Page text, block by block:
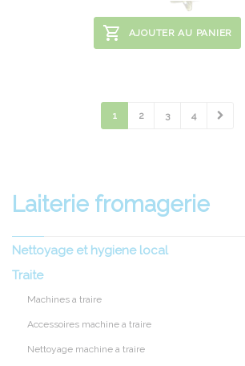
AJOUTER AU PANIER
1 2 3 4
Laiterie fromagerie
Nettoyage et hygiene local
Traite
Machines a traire
Accessoires machine a traire
Nettoyage machine a traire